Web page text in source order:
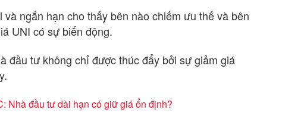
ngắn hạn cho thấy bên nào chiếm ưu thế và bên
UNI có sự biến động.
đầu tư không chỉ được thúc đẩy bởi sự giảm giá
Nhà đầu tư dài hạn có giữ giá ổn định?